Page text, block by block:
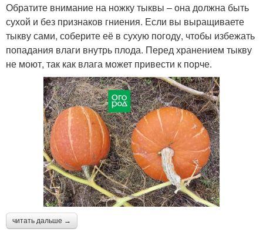
Обратите внимание на ножку тыквы – она должна быть
сухой и без признаков гниения. Если вы выращиваете
тыкву сами, соберите её в сухую погоду, чтобы избежать
попадания влаги внутрь плода. Перед хранением тыкву
не моют, так как влага может привести к порче.
читать дальше →